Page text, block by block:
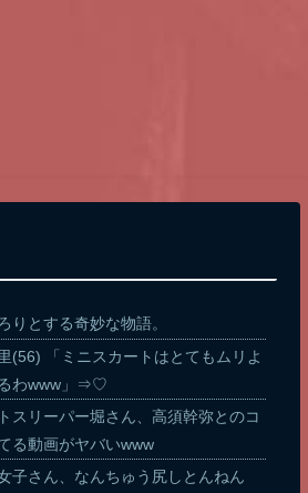
りとする奇妙な物語。
(56) 「ミニスカートはとてもムリよ
わwww」⇒♡
スリーパー堀さん、高須幹弥とのコ
る動画がヤバいwww
子さん、なんちゅう尻しとんねん